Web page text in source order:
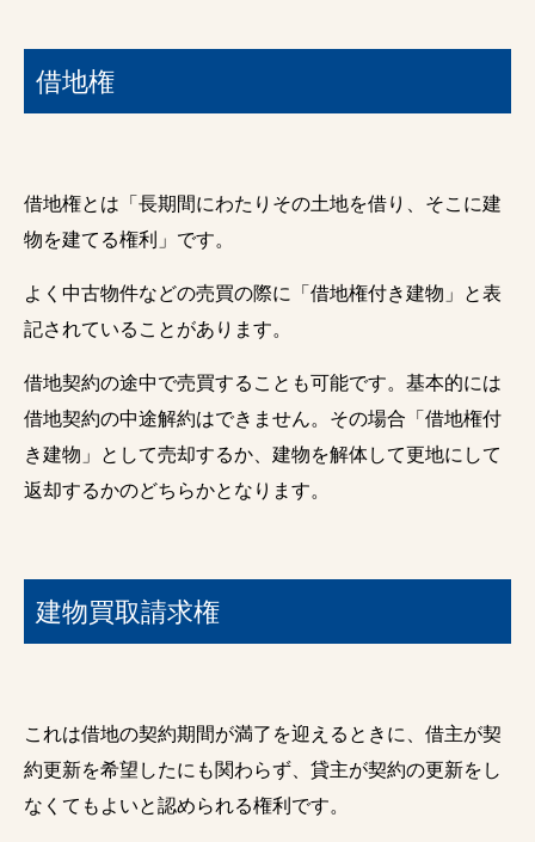
借地権
借地権とは「長期間にわたりその土地を借り、そこに建
物を建てる権利」です。
よく中古物件などの売買の際に「借地権付き建物」と表
記されていることがあります。
借地契約の途中で売買することも可能です。基本的には
借地契約の中途解約はできません。その場合「借地権付
き建物」として売却するか、建物を解体して更地にして
返却するかのどちらかとなります。
建物買取請求権
これは借地の契約期間が満了を迎えるときに、借主が契
約更新を希望したにも関わらず、貸主が契約の更新をし
なくてもよいと認められる権利です。